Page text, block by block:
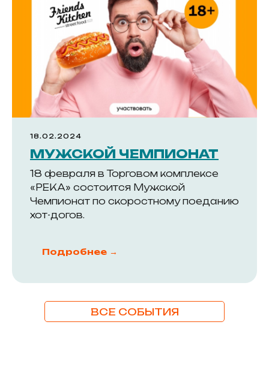
18.02.2024
МУЖСКОЙ ЧЕМПИОНАТ
18 февраля в Торговом комплексе
«РЕКА» состоится Мужской
Чемпионат по скоростному поеданию
хот-догов.
Подробнее →
ВСЕ СОБЫТИЯ
Обращаем Ваше внимание на то, что данный интернет-сайт
носит исключительно информационный характер и ни при
каких условиях не является публичной офертой,
определяемой положениями ч. 2 ст. 437 Гражданского
кодекса Российской Федерации. Для получения подробной
информации обращайтесь к менеджерам компании с
помощью специальной формы связи на сайте или по
телефону +7 (383) 303-45-60
© 2018–2024 ООО «Река» Политика конфиденциальности
Действующим арендаторам
Заявка на аренду
Заявка на проведение работ